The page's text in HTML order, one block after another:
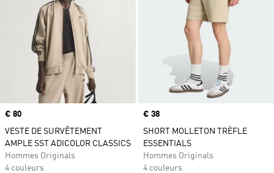
Prix
€ 80
VESTE DE SURVÊTEMENT
AMPLE SST ADICOLOR CLASSICS
Hommes Originals
4 couleurs
Prix
€ 38
SHORT MOLLETON TRÈFLE
ESSENTIALS
Hommes Originals
4 couleurs